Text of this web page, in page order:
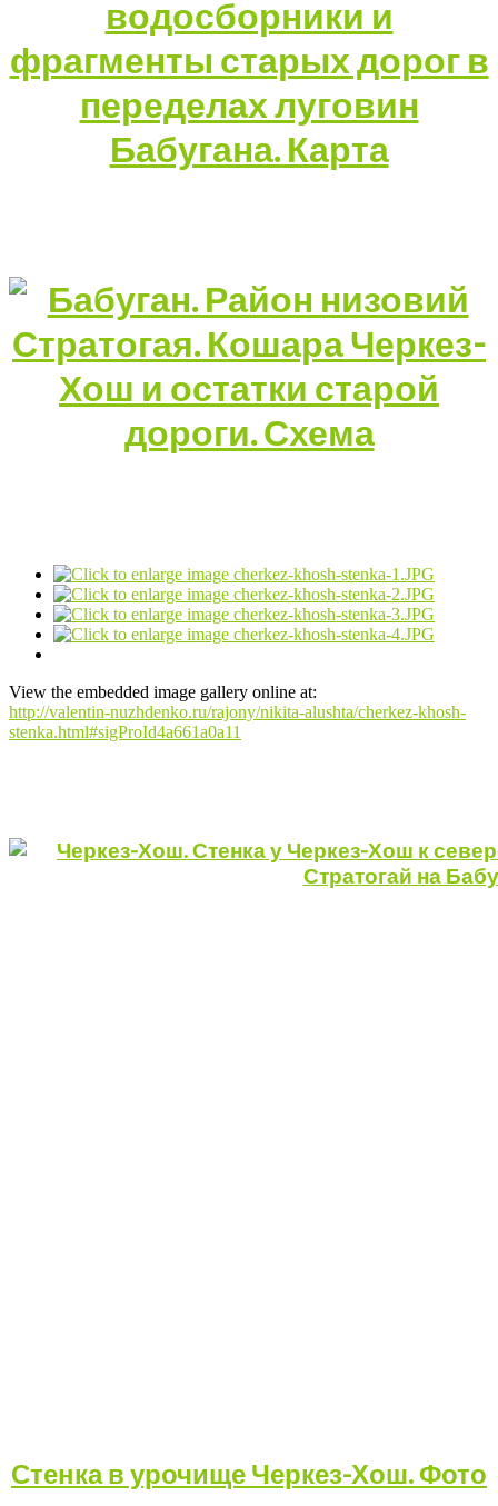
View the embedded image gallery online at:
http://valentin-nuzhdenko.ru/rajony/nikita-alushta/cherkez-khosh-
stenka.html#sigProId4a661a0a11
Стенка в урочище Черкез-Хош. Фото